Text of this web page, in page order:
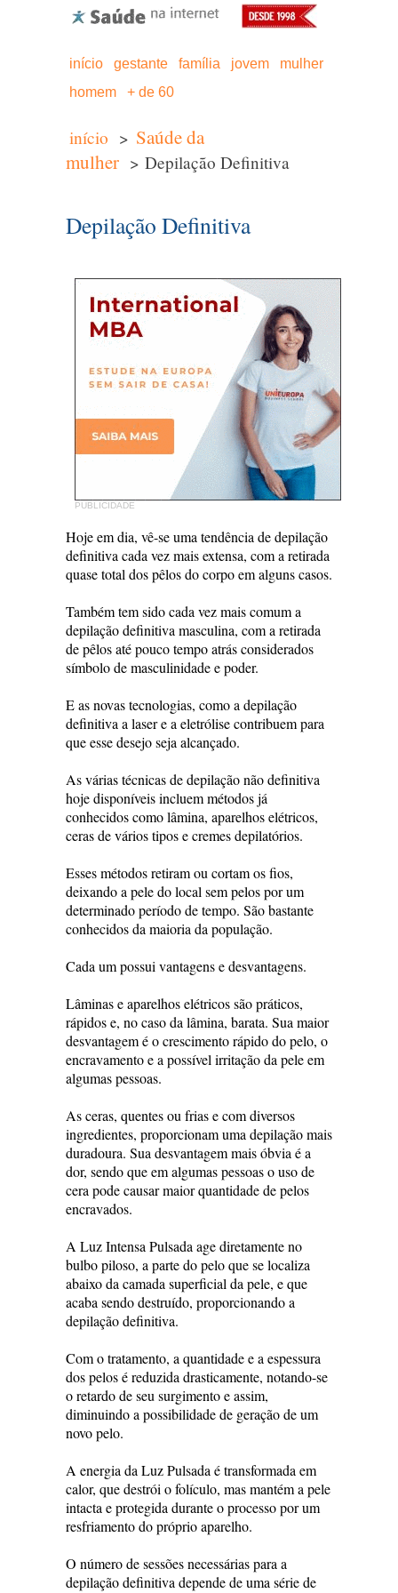
início gestante família jovem
mulher
homem
+ de 60
início > Saúde da
mulher > Depilação Definitiva
Depilação Definitiva
PUBLICIDADE
Hoje em dia, vê-se uma tendência de depilação
definitiva cada vez mais extensa, com a retirada
quase total dos pêlos do corpo em alguns casos.
Também tem sido cada vez mais comum a
depilação definitiva masculina, com a retirada
de pêlos até pouco tempo atrás considerados
símbolo de masculinidade e poder.
E as novas tecnologias, como a depilação
definitiva a laser e a eletrólise contribuem para
que esse desejo seja alcançado.
As várias técnicas de depilação não definitiva
hoje disponíveis incluem métodos já
conhecidos como lâmina, aparelhos elétricos,
ceras de vários tipos e cremes depilatórios.
Esses métodos retiram ou cortam os fios,
deixando a pele do local sem pelos por um
determinado período de tempo. São bastante
conhecidos da maioria da população.
Cada um possui vantagens e desvantagens.
Lâminas e aparelhos elétricos são práticos,
rápidos e, no caso da lâmina, barata. Sua maior
desvantagem é o crescimento rápido do pelo, o
encravamento e a possível irritação da pele em
algumas pessoas.
As ceras, quentes ou frias e com diversos
ingredientes, proporcionam uma depilação mais
duradoura. Sua desvantagem mais óbvia é a
dor, sendo que em algumas pessoas o uso de
cera pode causar maior quantidade de pelos
encravados.
A Luz Intensa Pulsada age diretamente no
bulbo piloso, a parte do pelo que se localiza
abaixo da camada superficial da pele, e que
acaba sendo destruído, proporcionando a
depilação definitiva.
Com o tratamento, a quantidade e a espessura
dos pelos é reduzida drasticamente, notando-se
o retardo de seu surgimento e assim,
diminuindo a possibilidade de geração de um
novo pelo.
A energia da Luz Pulsada é transformada em
calor, que destrói o folículo, mas mantém a pele
intacta e protegida durante o processo por um
resfriamento do próprio aparelho.
O número de sessões necessárias para a
depilação definitiva depende de uma série de